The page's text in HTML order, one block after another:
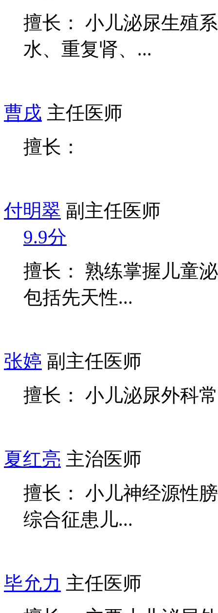
擅长： 小儿泌尿生殖
水、重复肾、...
曹戌 主任医师
擅长：
付明翠 副主任医师
9.9分
擅长： 熟练掌握儿童
包括先天性...
张婷 副主任医师
擅长： 小儿泌尿外科
夏红亮 主治医师
擅长： 小儿神经源性
综合征患儿...
毕允力 主任医师